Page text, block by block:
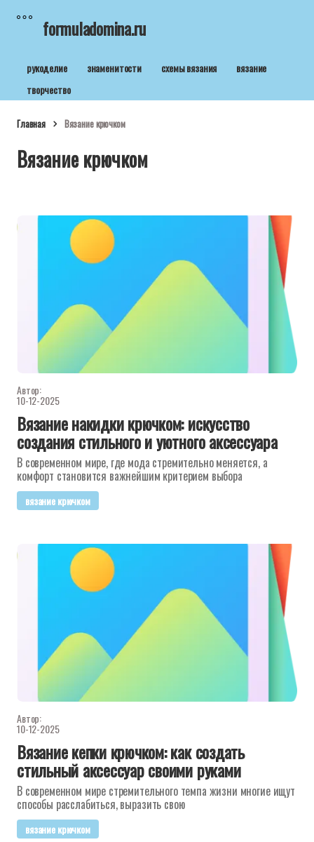
formuladomina.ru
рукоделие знаменитости схемы вязания
вязание
творчество
Главная Вязание крючком
Вязание крючком
Автор:
10-12-2025
Вязание накидки крючком: искусство
создания стильного и уютного аксессуара
В современном мире, где мода стремительно меняется, а
комфорт становится важнейшим критерием выбора
вязание крючком
Автор:
10-12-2025
Вязание кепки крючком: как создать
стильный аксессуар своими руками
В современном мире стремительного темпа жизни многие ищут
способы расслабиться, выразить свою
вязание крючком